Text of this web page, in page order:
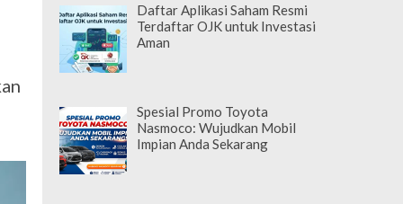
Daftar Aplikasi Saham Resmi
Terdaftar OJK untuk Investasi
Aman
Spesial Promo Toyota
Nasmoco: Wujudkan Mobil
Impian Anda Sekarang